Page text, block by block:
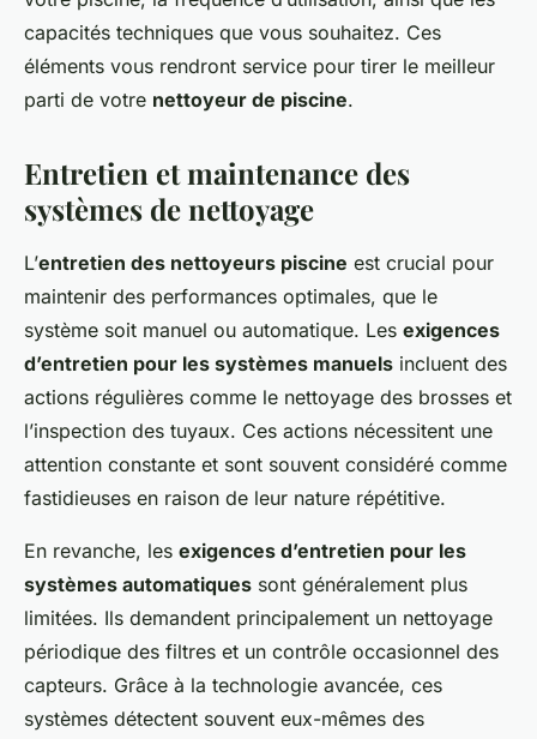
capacités techniques que vous souhaitez. Ces
éléments vous rendront service pour tirer le meilleur
parti de votre nettoyeur de piscine.
Entretien et maintenance des
systèmes de nettoyage
L’entretien des nettoyeurs piscine est crucial pour
maintenir des performances optimales, que le
système soit manuel ou automatique. Les exigences
d’entretien pour les systèmes manuels incluent des
actions régulières comme le nettoyage des brosses et
l’inspection des tuyaux. Ces actions nécessitent une
attention constante et sont souvent considéré comme
fastidieuses en raison de leur nature répétitive.
En revanche, les exigences d’entretien pour les
systèmes automatiques sont généralement plus
limitées. Ils demandent principalement un nettoyage
périodique des filtres et un contrôle occasionnel des
capteurs. Grâce à la technologie avancée, ces
systèmes détectent souvent eux-mêmes des